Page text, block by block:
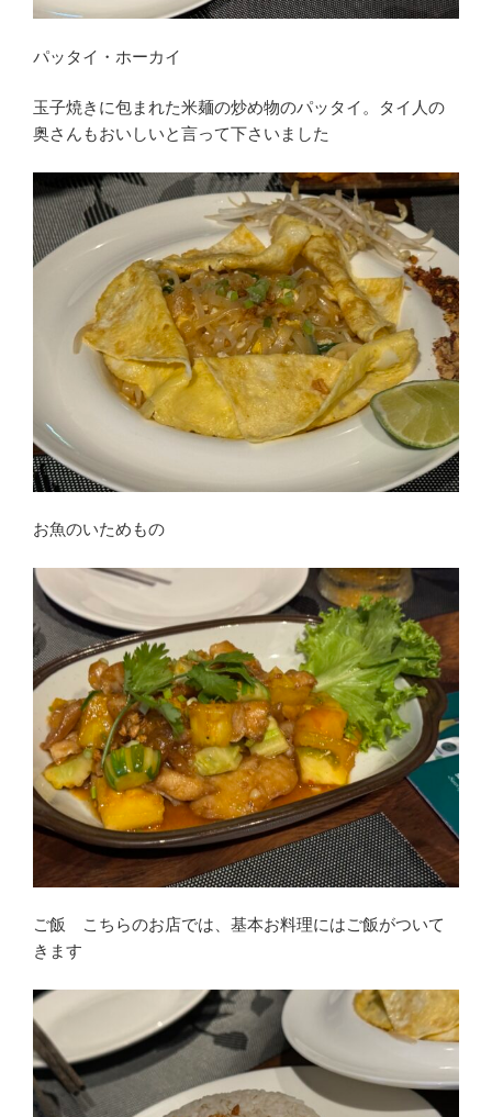
パッタイ・ホーカイ
玉子焼きに包まれた米麺の炒め物のパッタイ。タイ人の
奥さんもおいしいと言って下さいました
お魚のいためもの
ご飯 こちらのお店では、基本お料理にはご飯がついて
きます